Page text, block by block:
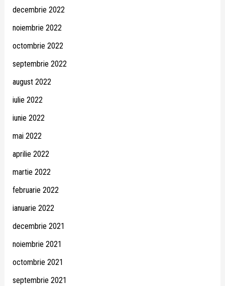
decembrie 2022
noiembrie 2022
octombrie 2022
septembrie 2022
august 2022
iulie 2022
iunie 2022
mai 2022
aprilie 2022
martie 2022
februarie 2022
ianuarie 2022
decembrie 2021
noiembrie 2021
octombrie 2021
septembrie 2021